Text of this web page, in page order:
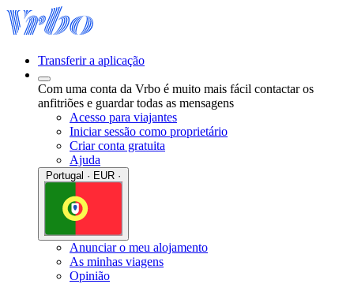
Transferir a aplicação
Com uma conta da Vrbo é muito mais fácil contactar os
anfitriões e guardar todas as mensagens
Acesso para viajantes
Iniciar sessão como proprietário
Criar conta gratuita
Ajuda
Anunciar o meu alojamento
As minhas viagens
Opinião